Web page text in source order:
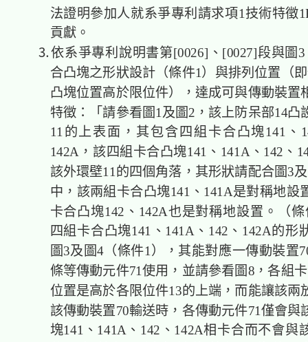
法證明參加人就系爭專利請求項1技術特徵
貢獻。
⒊依系爭專利說明書第[0026]、[0027]段與圖3
合凸塊之形狀設計（條件1）與排列位置（
凸塊位置高於限位件），達成可與傳動裝置
特徵：「請參看圖1及圖2，該上防呆部14凸
11的上表面，其包含四組卡合凸塊141、
142A，該四組卡合凸塊141、141A、142、
該外環壁11的四個角落，其形狀請配合圖3
中，該兩組卡合凸塊141、141A是對稱地設
卡合凸塊142、142A也是對稱地設置。（
四組卡合凸塊141、141A、142、142A的形
圖3及圖4（條件1），其能對應一傳動裝置
條等傳動元件71使用，並請參看圖8，各組
位置是高於各限位件13的上端，而能讓該兩
該傳動裝置70輸送時，各傳動元件71僅會與
塊141、141A、142、142A相卡合而不會與